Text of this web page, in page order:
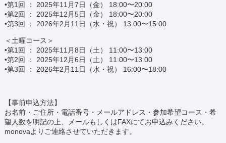
•第1回 ： 2025年11月7日（金） 18:00〜20:00
•第2回 ： 2025年12月5日（金） 18:00〜20:00
•第3回 ： 2026年2月11日（水・祝） 13:00〜15:00
＜土曜コース＞
•第1回 ： 2025年11月8日（土） 11:00〜13:00
•第2回 ： 2025年12月6日（土） 11:00〜13:00
•第3回 ： 2026年2月11日（水・祝） 16:00〜18:00
【事前申込方法】
お名前・ご住所・電話番号・メールアドレス・参加希望コース・希
望人数を明記の上、メールもしくはFAXにてお申込みください。
monovaよりご連絡させていただきます。